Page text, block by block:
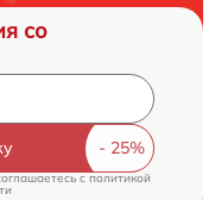
со
c политикой